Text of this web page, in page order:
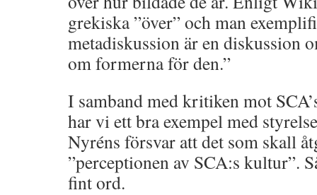
grekiska ”över” och man
metadiskussion är en diskussion
om formerna för den.”
I samband med kritiken mot
har vi ett bra exempel med
Nyréns försvar att det som skall
”perceptionen av SCA:s kultur”.
fint ord.